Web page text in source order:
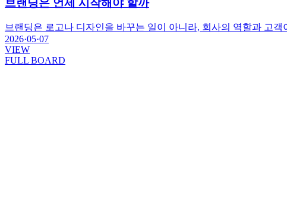
브랜딩은 언제 시작해야 할까
브랜딩은 로고나 디자인을 바꾸는 일이 아니라, 회사의 역할과 고
2026·05·07
VIEW
FULL BOARD